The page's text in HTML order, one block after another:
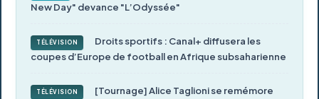
New Day" devance "L’Odyssée"
TÉLÉVISION
Droits sportifs : Canal+ diffusera les
coupes d’Europe de football en Afrique subsaharienne
TÉLÉVISION
[Tournage] Alice Taglioni se remémore